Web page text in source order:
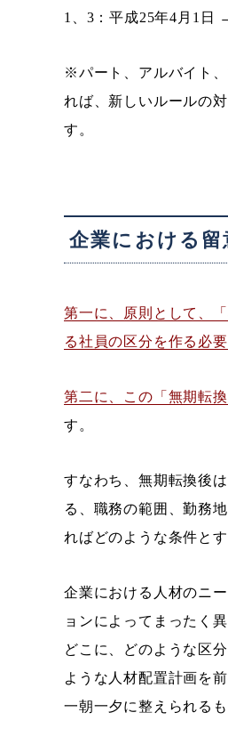
1、3：平成25年4月1日
※パート、アルバイト
れば、新しいルールの
す。
企業における留
第一に、原則として、
る社員の区分を作る必要
第二に、この「無期転
す。
すなわち、無期転換後
る、職務の範囲、勤務
ればどのような条件と
企業における人材のニ
ョンによってまったく
どこに、どのような区
ような人材配置計画を
一朝一夕に整えられる